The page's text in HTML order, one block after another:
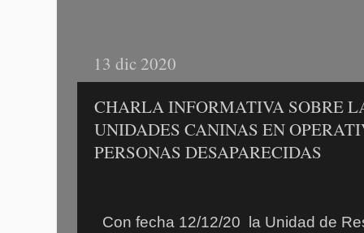
13 dic 2020
CHARLA INFORMATIVA SOBRE
UNIDADES CANINAS EN
PERSONAS DESAPARECIDAS
Con fecha 12/12/20 la Unidad de